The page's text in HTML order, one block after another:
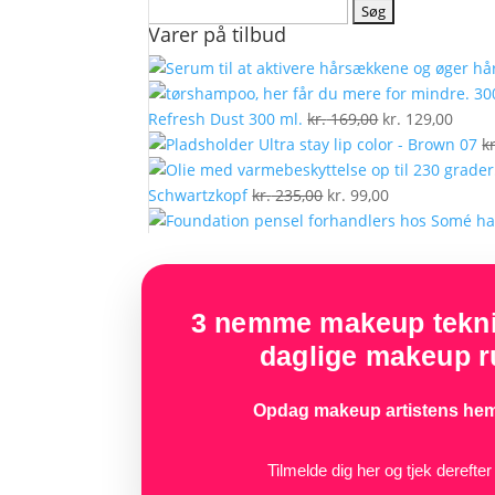
efter:
Varer på tilbud
Refresh Dust 300 ml. kr.169,00 Den
oprindelige
pris
var:
kr. 169,00.
kr. 129,00Den
pris
kr.
Ultra stay lip color - Brown 07
Schwartzkopf kr.235,00 Den
oprindelige
var:
kr. 99,00Den
aktuelle
er:
3 nemme makeup
daglige makeup
Opdag makeup artistens
Tilmelde dig her og tjek